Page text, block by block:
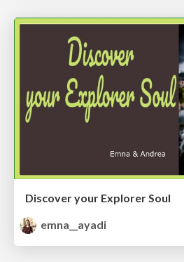
Discover your Explorer Soul
emna__ayadi